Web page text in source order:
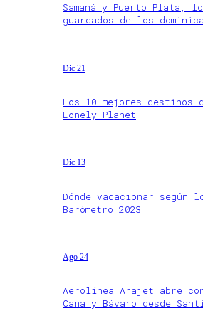
Samaná y Puerto Plata,
guardados de los
Dic 21
Los 10 mejores destinos
Lonely Planet
Dic 13
Dónde vacacionar según
Barómetro 2023
Ago 24
Aerolínea Arajet abre
Cana y Bávaro desde